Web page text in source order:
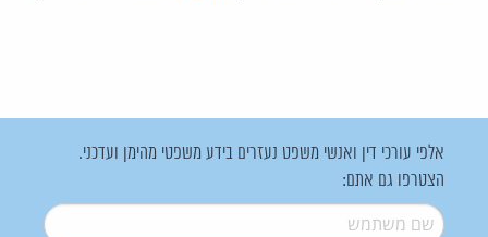
אלפי עורכי דין ואנשי משפט נעזרים בידע משפטי מהימן ועדכני.
הצטרפו גם אתם:
שם משתמש*